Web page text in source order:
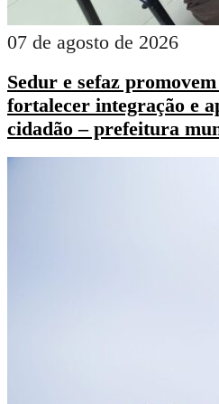
07 de agosto de 2026
Sedur e sefaz
fortalecer integração e
cidadão – prefeitura